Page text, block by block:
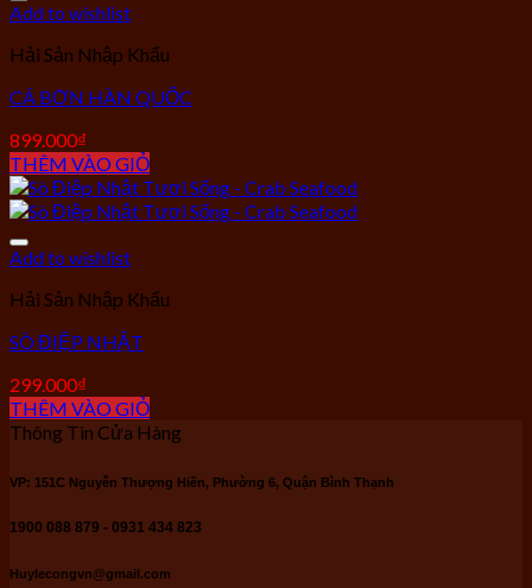
Add to wishlist
Hải Sản Nhập Khẩu
CÁ BƠN HÀN QUỐC
899.000₫
THÊM VÀO GIỎ
Add to wishlist
Hải Sản Nhập Khẩu
SÒ ĐIỆP NHẬT
299.000₫
THÊM VÀO GIỎ
Thông Tin Cửa Hàng
VP: 151C Nguyễn Thượng Hiền, Phường 6, Quận Bình Thạnh
1900 088 879 - 0931 434 823
Huylecongvn@gmail.com